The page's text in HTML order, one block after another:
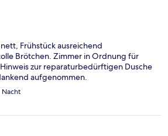
Frühstück ausreichend
Brötchen. Zimmer in Ordnung für
zur reparaturbedürftigen Dusche
aufgenommen.
Nacht